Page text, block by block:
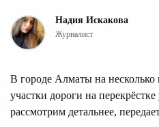
Надия Искакова
Журналист
В городе Алматы на
участки дороги на
рассмотрим детальнее,